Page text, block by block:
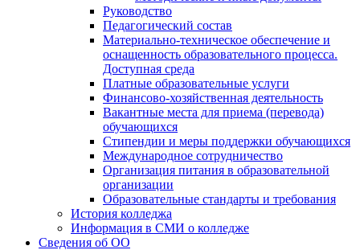
Руководство
Педагогический состав
Материально-техническое обеспечение и
оснащенность образовательного процесса.
Доступная среда
Платные образовательные услуги
Финансово-хозяйственная деятельность
Вакантные места для приема (перевода)
обучающихся
Стипендии и меры поддержки обучающихся
Международное сотрудничество
Организация питания в образовательной
организации
Образовательные стандарты и требования
История колледжа
Информация в СМИ о колледже
Сведения об ОО